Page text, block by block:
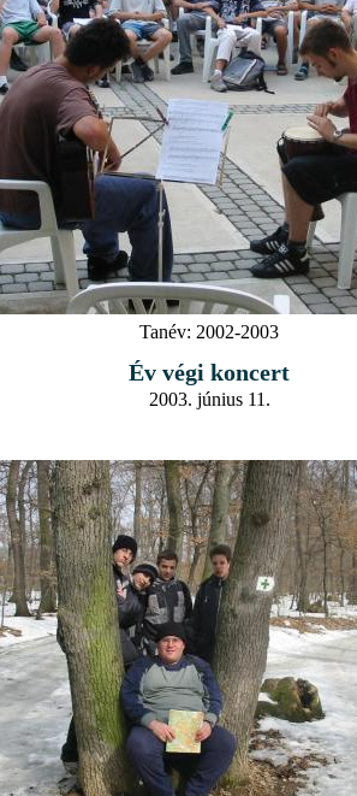
Tanév: 2002-2003
Év végi koncert
2003. június 11.